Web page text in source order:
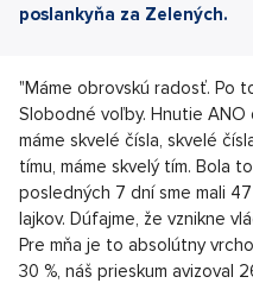
poslankyňa za Zelených.
"Máme obrovskú radosť. Po
Slobodné voľby. Hnutie
máme skvelé čísla, skvelé
tímu, máme skvelý tím. Bola
posledných 7 dní sme mali
lajkov. Dúfajme, že vznikne
Pre mňa je to absolútny
30 %, náš prieskum avizoval